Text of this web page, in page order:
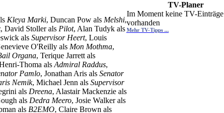
Kleya Marki, Duncan Pow als Melshi,
, David Stoller als Pilot, Alan Tudyk als
als Supervisor Heert, Louis
O'Reilly als Mon Mothma,
Organa, Terique Jarrett als
Thoma als Admiral Raddus,
Pamlo, Jonathan Aris als Senator
Nemik, Michael Jenn als Supervisor
als Dreena, Alastair Mackenzie als
als Dedra Meero, Josie Walker als
als B2EMO, Claire Brown als
TV-Planer
Im Moment keine TV-Einträge
vorhanden
Mehr TV-Tipps ...